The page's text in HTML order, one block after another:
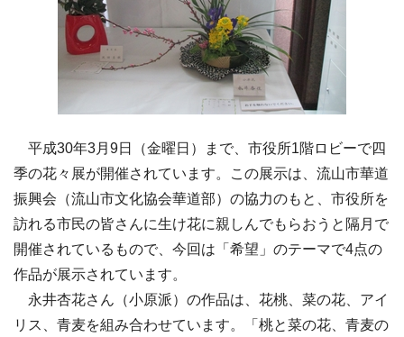
平成30年3月9日（金曜日）まで、市役所1階ロビーで四
季の花々展が開催されています。この展示は、流山市華道
振興会（流山市文化協会華道部）の協力のもと、市役所を
訪れる市民の皆さんに生け花に親しんでもらおうと隔月で
開催されているもので、今回は「希望」のテーマで4点の
作品が展示されています。
永井杏花さん（小原派）の作品は、花桃、菜の花、アイ
リス、青麦を組み合わせています。「桃と菜の花、青麦の